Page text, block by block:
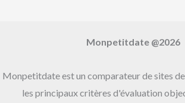
Monpetitdate @2026
Monpetitdate est un comparateur de sites
les principaux critères d'évaluation